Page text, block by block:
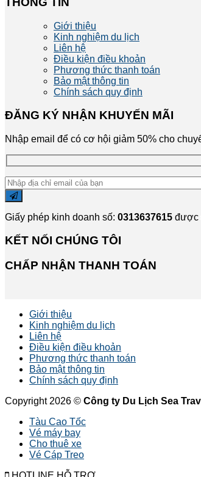
Giới thiệu
Kinh nghiệm du lịch
Liên hệ
Điều kiện điều khoản
Phương thức thanh toán
Bảo mật thông tin
Chính sách quy định
ĐĂNG KÝ NHẬN KHUYẾN MÃI
Nhập email để có cơ hội giảm 50% cho
Giấy phép kinh doanh số: 0313637615 được
KẾT NỐI CHÚNG TÔI
CHẤP NHẬN THANH TOÁN
Giới thiệu
Kinh nghiệm du lịch
Liên hệ
Điều kiện điều khoản
Phương thức thanh toán
Bảo mật thông tin
Chính sách quy định
Copyright 2026 © Công ty Du Lịch Sea
Tàu Cao Tốc
Vé máy bay
Cho thuê xe
Vé Cáp Treo